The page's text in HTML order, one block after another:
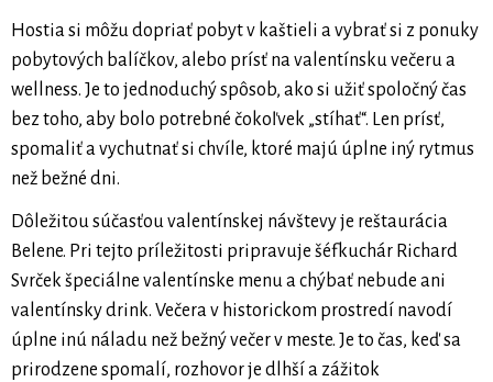
Hostia si môžu dopriať pobyt v kaštieli a vybrať si z ponuky
pobytových balíčkov, alebo prísť na valentínsku večeru a
wellness. Je to jednoduchý spôsob, ako si užiť spoločný čas
bez toho, aby bolo potrebné čokoľvek „stíhať“. Len prísť,
spomaliť a vychutnať si chvíle, ktoré majú úplne iný rytmus
než bežné dni.
Dôležitou súčasťou valentínskej návštevy je reštaurácia
Belene. Pri tejto príležitosti pripravuje šéfkuchár Richard
Svrček špeciálne valentínske menu a chýbať nebude ani
valentínsky drink. Večera v historickom prostredí navodí
úplne inú náladu než bežný večer v meste. Je to čas, keď sa
prirodzene spomalí, rozhovor je dlhší a zážitok